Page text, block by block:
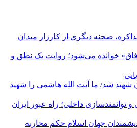
صحنه دیگری از کارزار میدان
خوانده می‌شود؛ روایت یک نطق و
شهید شد/ ما آیت الله هاشمی را شهید
داخلی؛ راه عبور ایران
اندیشمندان جهان اسلام حکم محاربه